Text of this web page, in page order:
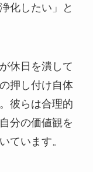
化したい」と
休日を潰して
押し付け自体
彼らは合理的
分の価値観を
ています。